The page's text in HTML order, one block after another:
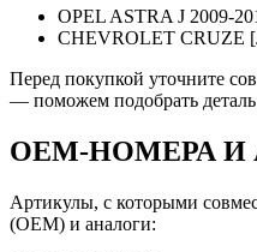
OPEL ASTRA J 2009-
CHEVROLET CRUZE
Перед покупкой уточните
— поможем подобрать
OEM-НОМЕРА
Артикулы, с которыми
(OEM) и аналоги: